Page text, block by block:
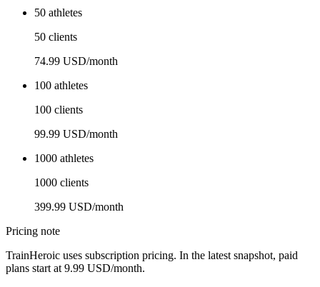
50 athletes
50 clients
74.99 USD/month
100 athletes
100 clients
99.99 USD/month
1000 athletes
1000 clients
399.99 USD/month
Pricing note
TrainHeroic uses subscription pricing. In the latest snapshot, paid
plans start at 9.99 USD/month.